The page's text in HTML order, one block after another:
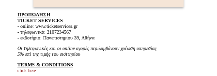
ΠΡΟΠΩΛΗΣΗ
TICKET SERVICES
- online: www.ticketservices.gr
- τηλεφωνικά: 2107234567
- εκδοτήριο: Πανεπιστημίου 39, Αθήνα
Οι τηλεφωνικές και οι online αγορές περιλαμβάνουν χρέωση υπηρεσίας
5% επί της τιμής του εισιτηρίου
TERMS & CONDITIONS
click here